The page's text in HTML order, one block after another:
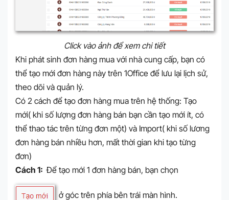
Click vào ảnh để xem chi tiết
Khi phát sinh đơn hàng mua với nhà cung cấp, bạn có
thể tạo mới đơn hàng này trên 1Office để lưu lại lịch sử,
theo dõi và quản lý.
Có 2 cách để tạo đơn hàng mua trên hệ thống: Tạo
mới( khi số lượng đơn hàng bán bạn cần tạo mới ít, có
thể thao tác trên từng đơn một) và Import( khi số lương
đơn hàng bán nhiều hơn, mất thời gian khi tạo từng
đơn)
Cách 1: Để tạo mới 1 đơn hàng bán, bạn chọn
ở góc trên phía bên trái màn hình.